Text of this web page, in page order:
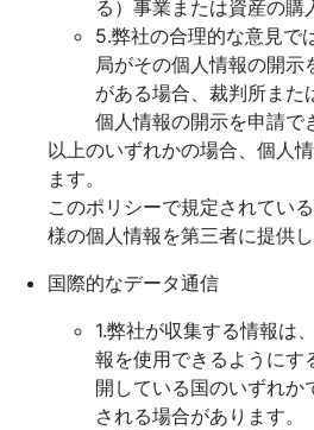
る）事業または資産の購
5.弊社の合理的な意見で
局がその個人情報の開示
がある場合、裁判所また
個人情報の開示を申請で
以上のいずれかの場合、個人
ます。
このポリシーで規定されてい
様の個人情報を第三者に提供し
国際的なデータ通信
1.弊社が収集する情報は
報を使用できるようにす
開している国のいずれか
される場合があります。